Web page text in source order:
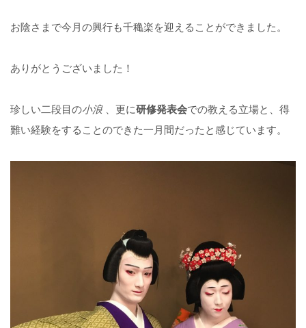
お陰さまで今月の興行も千穐楽を迎えることができました。
ありがとうございました！
珍しい二段目の小浪、更に研修発表会での教える立場と、得
難い経験をすることのできた一月間だったと感じています。